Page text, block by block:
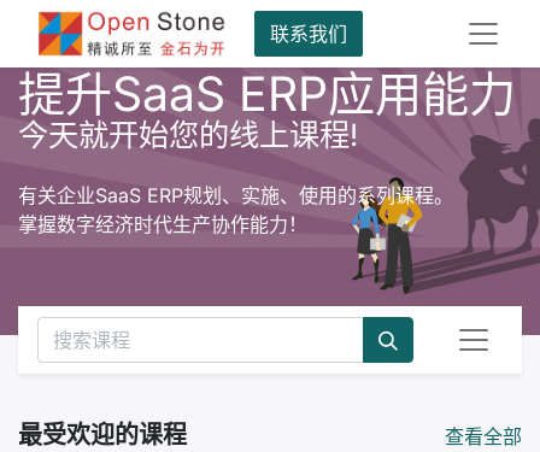
联系我们
提升SaaS ERP应用能力
今天就开始您的线上课程!
有关企业SaaS ERP规划、实施、使用的系列课程。
掌握数字经济时代生产协作能力！
查看全部
最受欢迎的课程